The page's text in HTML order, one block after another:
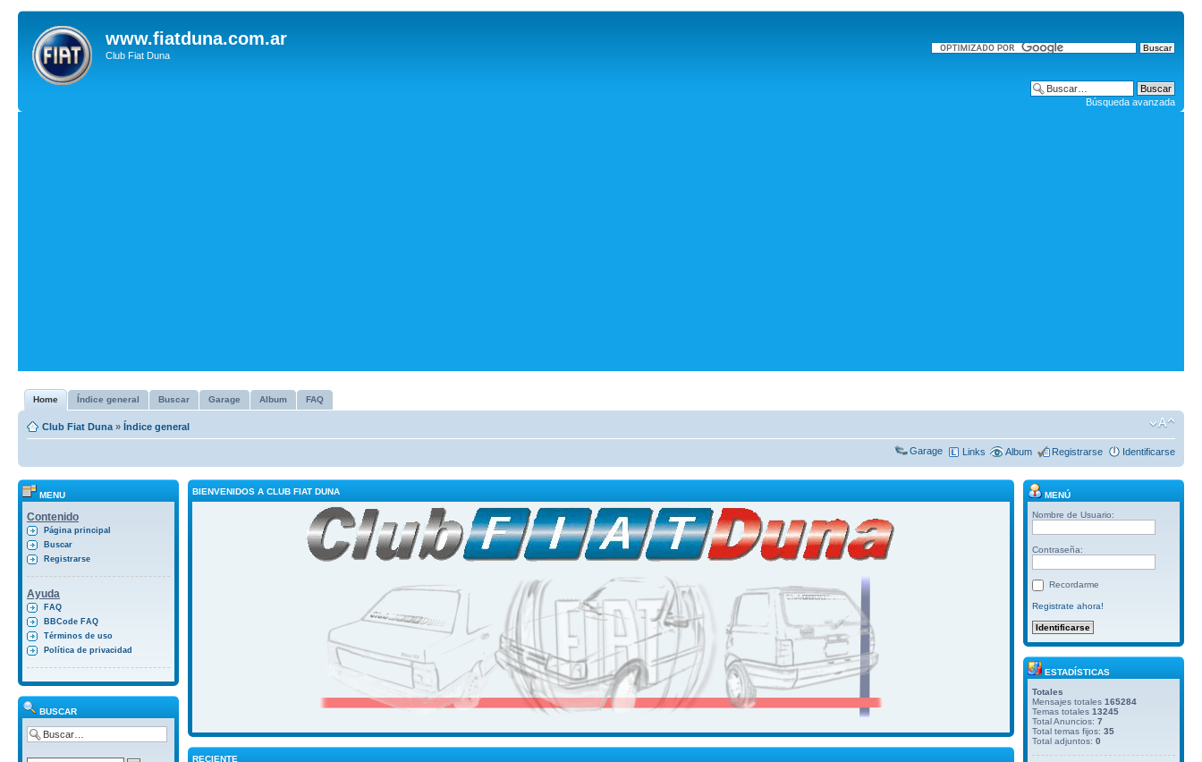
www.fiatduna.com.ar
Club Fiat Duna
Búsqueda avanzada
Home Índice general Buscar Garage Album FAQ
Club Fiat Duna » Índice general
Garage Links Album Registrarse Identificarse
MENU
Contenido
Página principal
Buscar
Registrarse
Ayuda
FAQ
BBCode FAQ
Términos de uso
Política de privacidad
BUSCAR
BIENVENIDOS A CLUB FIAT DUNA
RECIENTE
MENÚ
Nombre de Usuario:
Contraseña:
Recordarme
Registrate ahora!
ESTADÍSTICAS
Totales
Mensajes totales 165284
Temas totales 13245
Total Anuncios: 7
Total temas fijos: 35
Total adjuntos: 0